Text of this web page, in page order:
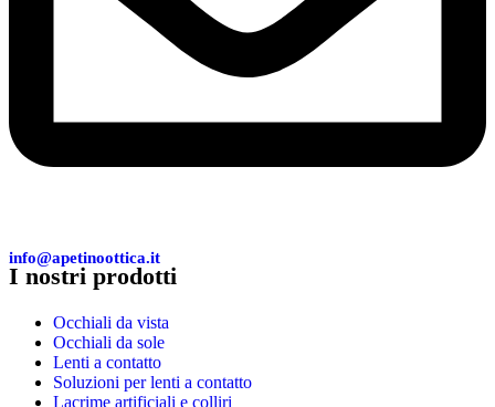
info@apetinoottica.it
I nostri prodotti
Occhiali da vista
Occhiali da sole
Lenti a contatto
Soluzioni per lenti a contatto
Lacrime artificiali e colliri